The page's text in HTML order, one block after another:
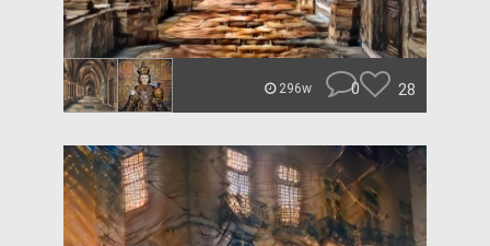
296w 0 28